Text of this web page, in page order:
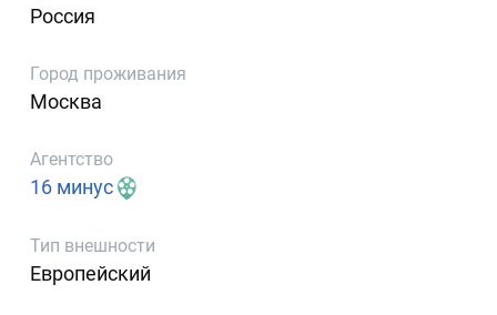
Россия
Город проживания
Москва
Агентство
16 минус
Тип внешности
Европейский